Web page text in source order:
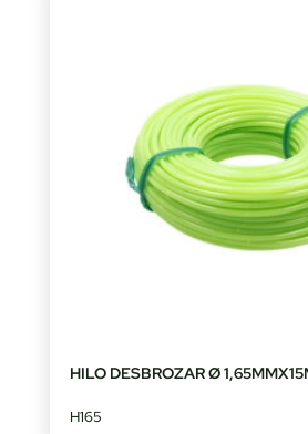
HILO DESBROZAR Ø
H165